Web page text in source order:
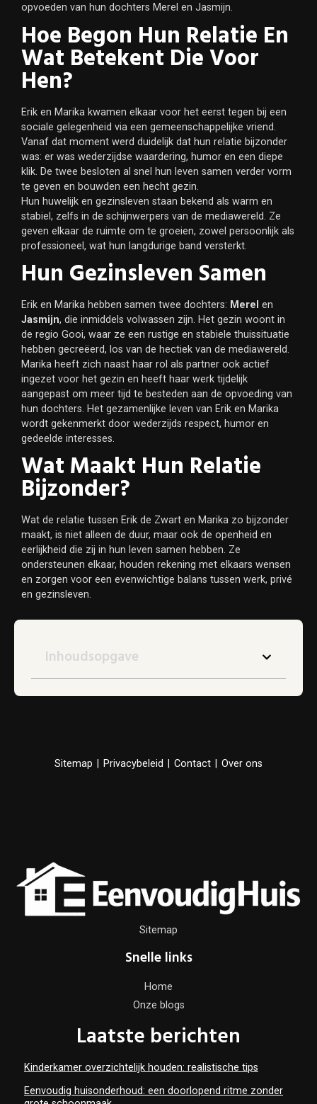
opvoeden van hun dochters Merel en Jasmijn.
Hoe Begon Hun Relatie En
Wat Betekent Die Voor
Hen?
Erik en Marika kwamen elkaar voor het eerst tegen bij een
sociale gelegenheid via een gemeenschappelijke vriend.
Vanaf dat moment werd duidelijk dat hun relatie bijzonder
was: er was wederzijdse waardering, humor en een diepe
klik. De twee besloten al snel hun leven samen verder vorm
te geven en bouwden een hecht gezin.
Hun huwelijk en gezinsleven staan bekend als warm en
stabiel, zelfs in de schijnwerpers van de mediawereld. Ze
geven elkaar de ruimte om te groeien, zowel persoonlijk als
professioneel, wat hun langdurige band versterkt.
Hun Gezinsleven Samen
Erik en Marika hebben samen twee dochters: Merel en
Jasmijn, die inmiddels volwassen zijn. Het gezin woont in
de regio Gooi, waar ze een rustige en stabiele thuissituatie
hebben gecreëerd, los van de hectiek van de mediawereld.
Marika heeft zich naast haar rol als partner ook actief
ingezet voor het gezin en heeft haar werk tijdelijk
aangepast om meer tijd te besteden aan de opvoeding van
hun dochters. Het gezamenlijke leven van Erik en Marika
wordt gekenmerkt door wederzijds respect, humor en
gedeelde interesses.
Wat Maakt Hun Relatie
Bijzonder?
Wat de relatie tussen Erik de Zwart en Marika zo bijzonder
maakt, is niet alleen de duur, maar ook de openheid en
eerlijkheid die zij in hun leven samen hebben. Ze
ondersteunen elkaar, houden rekening met elkaars wensen
en zorgen voor een evenwichtige balans tussen werk, privé
en gezinsleven.
Inhoudsopgave
Sitemap Privacybeleid Contact Over ons
Sitemap
Snelle links
Home
Onze blogs
Laatste berichten
Kinderkamer overzichtelijk houden: realistische tips
Eenvoudig huisonderhoud: een doorlopend ritme zonder